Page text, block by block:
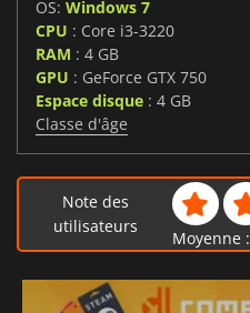
OS: Windows 7
CPU : Core i3-3220
RAM : 4 GB
GPU : GeForce GTX 750
Espace disque : 4 GB
Classe d'âge
Note des
utilisateurs
Moyenne :